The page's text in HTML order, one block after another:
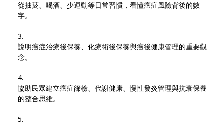
從抽菸、喝酒、少運動等日常習慣，看懂癌症風險背後的數
字。
說明癌症治療後保養、化療術後保養與癌後健康管理的重要觀
念。
協助民眾建立癌症篩檢、代謝健康、慢性發炎管理與抗衰保養
的整合思維。